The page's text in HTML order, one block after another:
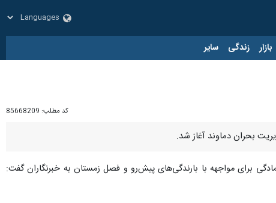
بازار زندگی سایر
کد مطلب: 85668209
بحران دماوند آغاز شد.
برای مواجهه با بارندگی‌های پیش‌رو و فصل زمستان به خبرنگاران گفت: